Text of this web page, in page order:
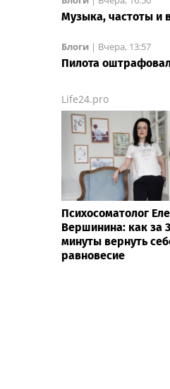
Музыка, частоты и
Блоги | Вчера, 13:57
Пилота
Life24.pro
Психосоматолог
Вершинина: как за 3
минуты вернуть
равновесие